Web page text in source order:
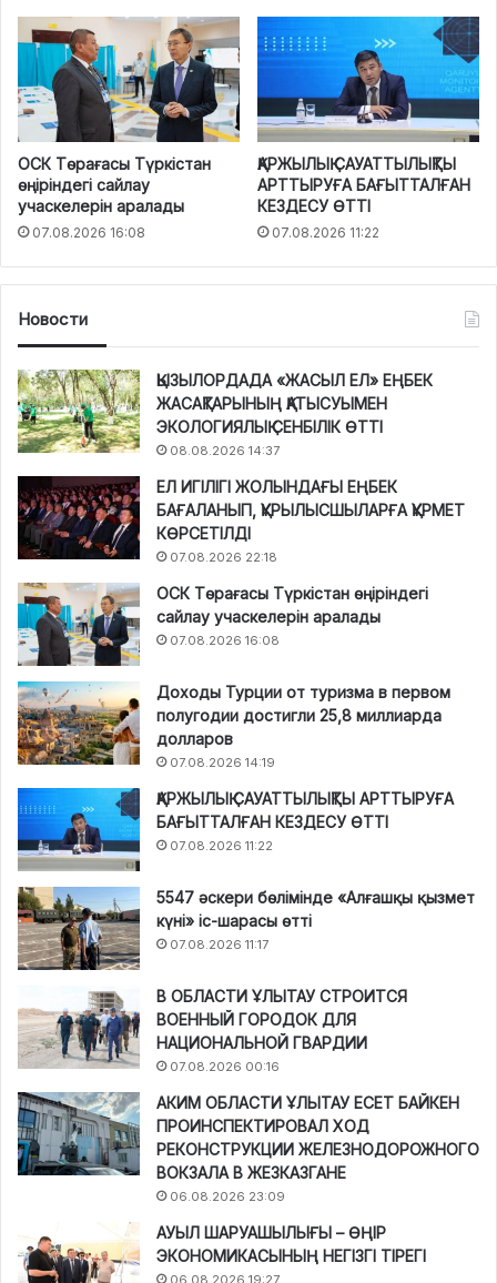
ОСК Төрағасы Түркістан
өңіріндегі сайлау
учаскелерін аралады
07.08.2026 16:08
ҚАРЖЫЛЫҚ САУАТТЫЛЫҚТЫ
АРТТЫРУҒА БАҒЫТТАЛҒАН
КЕЗДЕСУ ӨТТІ
07.08.2026 11:22
Новости
ҚЫЗЫЛОРДАДА «ЖАСЫЛ ЕЛ» ЕҢБЕК
ЖАСАҚТАРЫНЫҢ ҚАТЫСУЫМЕН
ЭКОЛОГИЯЛЫҚ СЕНБІЛІК ӨТТІ
08.08.2026 14:37
ЕЛ ИГІЛІГІ ЖОЛЫНДАҒЫ ЕҢБЕК
БАҒАЛАНЫП, ҚҰРЫЛЫСШЫЛАРҒА ҚҰРМЕТ
КӨРСЕТІЛДІ
07.08.2026 22:18
ОСК Төрағасы Түркістан өңіріндегі
сайлау учаскелерін аралады
07.08.2026 16:08
Доходы Турции от туризма в первом
полугодии достигли 25,8 миллиарда
долларов
07.08.2026 14:19
ҚАРЖЫЛЫҚ САУАТТЫЛЫҚТЫ АРТТЫРУҒА
БАҒЫТТАЛҒАН КЕЗДЕСУ ӨТТІ
07.08.2026 11:22
5547 әскери бөлімінде «Алғашқы қызмет
күні» іс-шарасы өтті
07.08.2026 11:17
В ОБЛАСТИ ҰЛЫТАУ СТРОИТСЯ
ВОЕННЫЙ ГОРОДОК ДЛЯ
НАЦИОНАЛЬНОЙ ГВАРДИИ
07.08.2026 00:16
АКИМ ОБЛАСТИ ҰЛЫТАУ ЕСЕТ БАЙКЕН
ПРОИНСПЕКТИРОВАЛ ХОД
РЕКОНСТРУКЦИИ ЖЕЛЕЗНОДОРОЖНОГО
ВОКЗАЛА В ЖЕЗКАЗГАНЕ
06.08.2026 23:09
АУЫЛ ШАРУАШЫЛЫҒЫ – ӨҢІР
ЭКОНОМИКАСЫНЫҢ НЕГІЗГІ ТІРЕГІ
06.08.2026 19:27